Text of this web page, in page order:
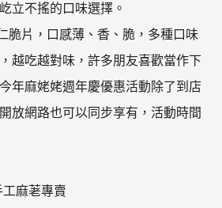
立不搖的口味選擇。
脆片，口感薄、香、脆，多種口味
越吃越對味，許多朋友喜歡當作下
年麻姥姥週年慶優惠活動除了到店
放網路也可以同步享有，活動時間
麻荖專賣